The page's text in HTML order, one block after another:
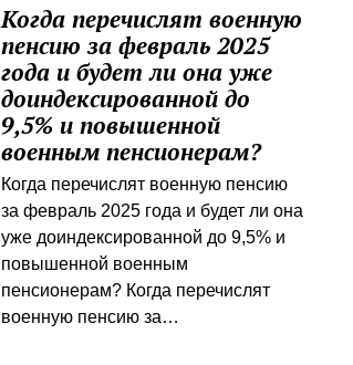
Когда перечислят военную
пенсию за февраль 2025
года и будет ли она уже
доиндексированной до
9,5% и повышенной
военным пенсионерам?
Когда перечислят военную пенсию
за февраль 2025 года и будет ли она
уже доиндексированной до 9,5% и
повышенной военным
пенсионерам? Когда перечислят
военную пенсию за…